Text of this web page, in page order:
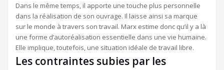
Dans le même temps, il apporte une touche plus personnelle
dans la réalisation de son ouvrage. Il laisse ainsi sa marque
sur le monde à travers son travail. Marx estime donc qu’il y a là
une forme d’autoréalisation essentielle dans une vie humaine.
Elle implique, toutefois, une situation idéale de travail libre.
Les contraintes subies par les